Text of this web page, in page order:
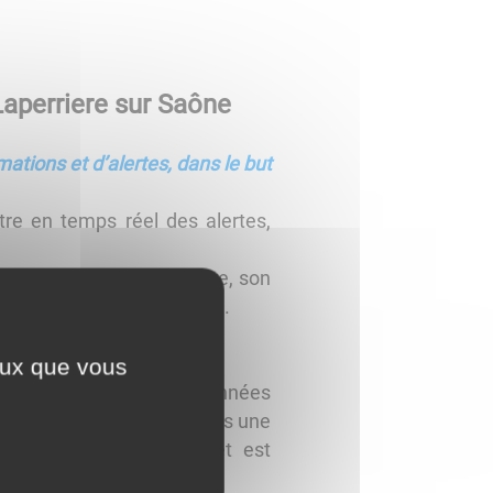
sur Saône
et d’alertes, dans le but
en temps réel des alertes,
qui l’entoure, son
dont il dépend...
!
aucune récolte de données
et mettre en favoris une
PanneauPocket est
que vous